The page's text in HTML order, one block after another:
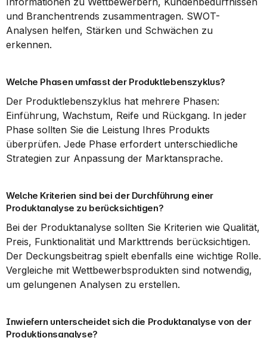
und Branchentrends zusammentragen. SWOT-
Analysen helfen, Stärken und Schwächen zu
erkennen.
Welche Phasen umfasst der Produktlebenszyklus?
Der Produktlebenszyklus hat mehrere Phasen:
Einführung, Wachstum, Reife und Rückgang. In jeder
Phase sollten Sie die Leistung Ihres Produkts
überprüfen. Jede Phase erfordert unterschiedliche
Strategien zur Anpassung der Marktansprache.
Welche Kriterien sind bei der Durchführung einer
Produktanalyse zu berücksichtigen?
Bei der Produktanalyse sollten Sie Kriterien wie Qualität,
Preis, Funktionalität und Markttrends berücksichtigen.
Der Deckungsbeitrag spielt ebenfalls eine wichtige Rolle.
Vergleiche mit Wettbewerbsprodukten sind notwendig,
um gelungenen Analysen zu erstellen.
Inwiefern unterscheidet sich die Produktanalyse von der
Produktionsanalyse?